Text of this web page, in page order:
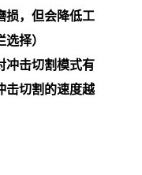
损，但会降低工
择）
冲击切割模式有
击切割的速度越